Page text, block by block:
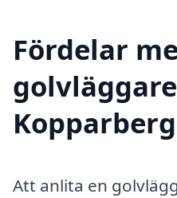
Fördelar
Kopparberg
Att anlita en